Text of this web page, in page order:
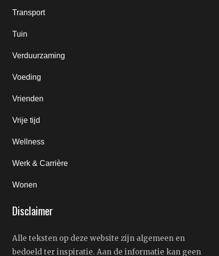
Transport
Tuin
Verduurzaming
Voeding
Vrienden
Vrije tijd
Wellness
Werk & Carrière
Wonen
Disclaimer
Alle teksten op deze website zijn algemeen en
bedoeld ter inspiratie. Aan de informatie kan geen